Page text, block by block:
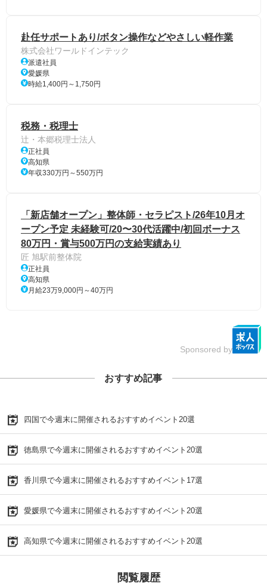
赴任サポートあり/ボタン操作などやさしい軽作業
株式会社ワールドインテック
派遣社員
愛媛県
時給1,400円～1,750円
税務・税理士
辻・本郷税理士法人
正社員
高知県
年収330万円～550万円
「新店舗オープン」整体師・セラピスト/26年10月オ
ープン予定 未経験可/20〜30代活躍中/初回ボーナス
80万円・賞与500万円の支給実績あり
匠 旭駅前整体院
正社員
高知県
月給23万9,000円～40万円
Sponsored by
おすすめ記事
四国で今週末に開催されるおすすめイベント20選
徳島県で今週末に開催されるおすすめイベント20選
香川県で今週末に開催されるおすすめイベント17選
愛媛県で今週末に開催されるおすすめイベント20選
高知県で今週末に開催されるおすすめイベント20選
閲覧履歴